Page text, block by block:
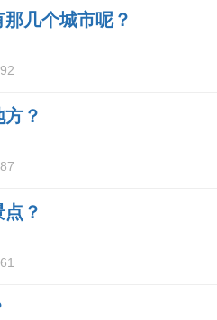
几个城市呢？
？
？